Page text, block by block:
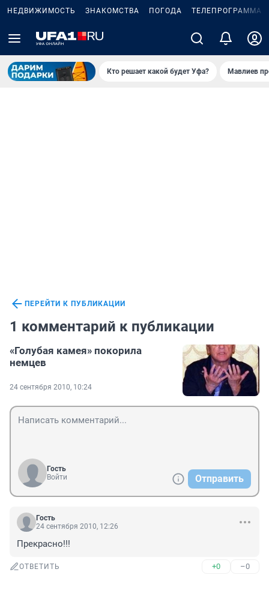
НЕДВИЖИМОСТЬ ЗНАКОМСТВА ПОГОДА ТЕЛЕПРОГРАММА
Кто решает какой будет Уфа? Мавлиев
ПЕРЕЙТИ К ПУБЛИКАЦИИ
1 комментарий к публикации
«Голубая камея» покорила
немцев
24 сентября 2010, 10:24
Гость
Войти
Отправить
Гость
24 сентября 2010, 12:26
Прекрасно!!!
ОТВЕТИТЬ +0 –0